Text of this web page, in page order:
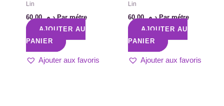
Lin
د.م.60,00
Par métre
AJOUTER AU
PANIER
Ajouter aux favoris
Lin
د.م.60,00
Par métre
AJOUTER AU
PANIER
Ajouter aux favoris